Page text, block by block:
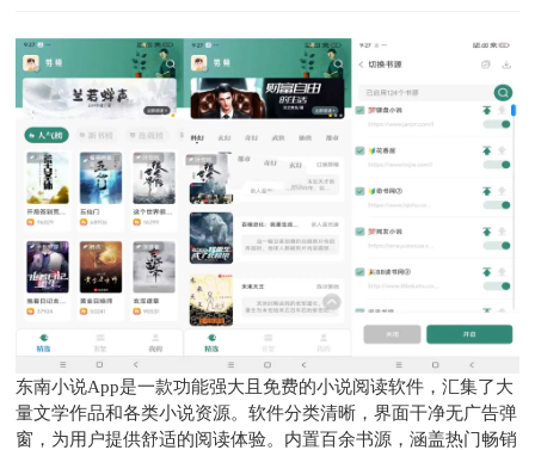
东南小说App是一款功能强大且免费的小说阅读软件，汇集了大
量文学作品和各类小说资源。软件分类清晰，界面干净无广告弹
窗，为用户提供舒适的阅读体验。内置百余书源，涵盖热门畅销